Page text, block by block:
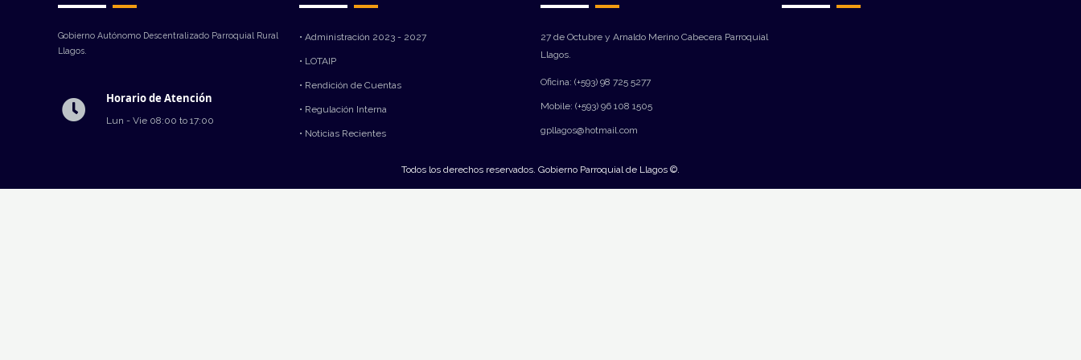
Gobierno Autónomo Descentralizado Parroquial Rural
Llagos.
Horario de Atención
Lun - Vie 08:00 to 17:00
• Administración 2023 - 2027
• LOTAIP
• Rendición de Cuentas
• Regulación Interna
• Noticias Recientes
27 de Octubre y Arnaldo Merino Cabecera Parroquial
Llagos.
Oficina: (+593) 98 725 5277
Mobile: (+593) 96 108 1505
gpllagos@hotmail.com
Todos los derechos reservados. Gobierno Parroquial de Llagos ©.